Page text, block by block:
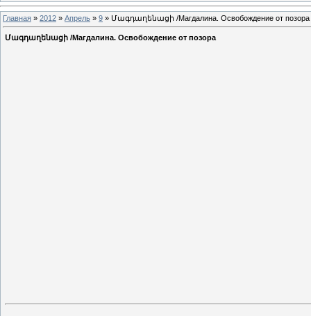
Главная » 2012 » Апрель » 9 » Մագդաղենացի /Магдалина. Освобождение от позора
Մագդաղենացի /Магдалина. Освобождение от позора